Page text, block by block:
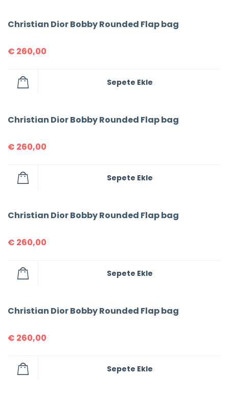
Christian Dior Bobby Rounded Flap bag
€ 260,00
Sepete Ekle
Christian Dior Bobby Rounded Flap bag
€ 260,00
Sepete Ekle
Christian Dior Bobby Rounded Flap bag
€ 260,00
Sepete Ekle
Christian Dior Bobby Rounded Flap bag
€ 260,00
Sepete Ekle